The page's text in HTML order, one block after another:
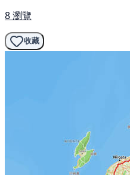
8 瀏覽
收藏